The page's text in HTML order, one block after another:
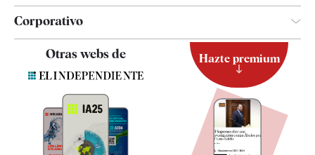
Corporativo
Contacto
Quiénes somos
Especificaciones
Otras webs de Hazte premium